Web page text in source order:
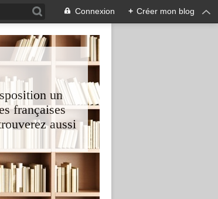
Connexion + Créer mon blog
un
françaises
aussi